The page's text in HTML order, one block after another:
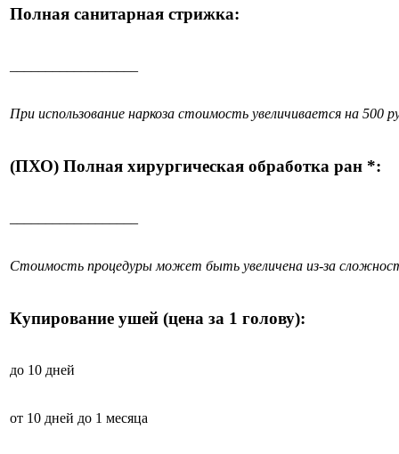
Полная санитарная стрижка:
При использование наркоза стоимость увеличивается на 500
(ПХО) Полная хирургическая обработка ран *:
Стоимость процедуры может быть увеличена из-за
Купирование ушей (цена за 1 голову):
до 10 дней
от 10 дней до 1 месяца